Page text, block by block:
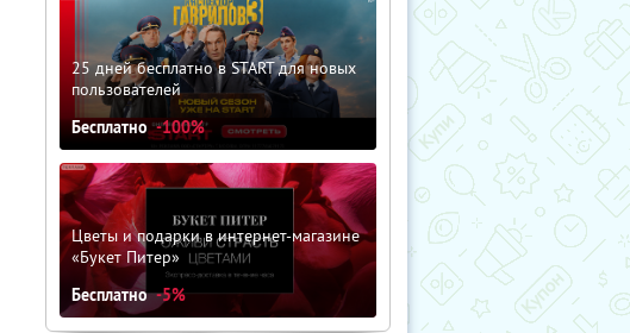
25 дней бесплатно в START для новых
пользователей
Бесплатно -100%
Цветы и подарки в интернет-магазине
«Букет Питер»
Бесплатно -5%